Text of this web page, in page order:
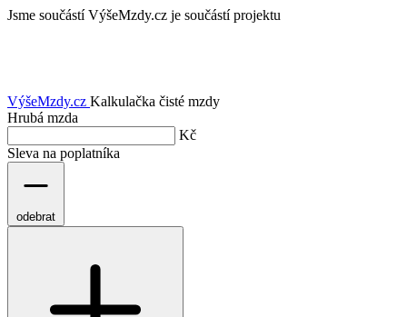
Jsme součástí VýšeMzdy.cz je součástí projektu
VýšeMzdy.cz Kalkulačka čisté mzdy
Hrubá mzda
Kč
Sleva na poplatníka
odebrat